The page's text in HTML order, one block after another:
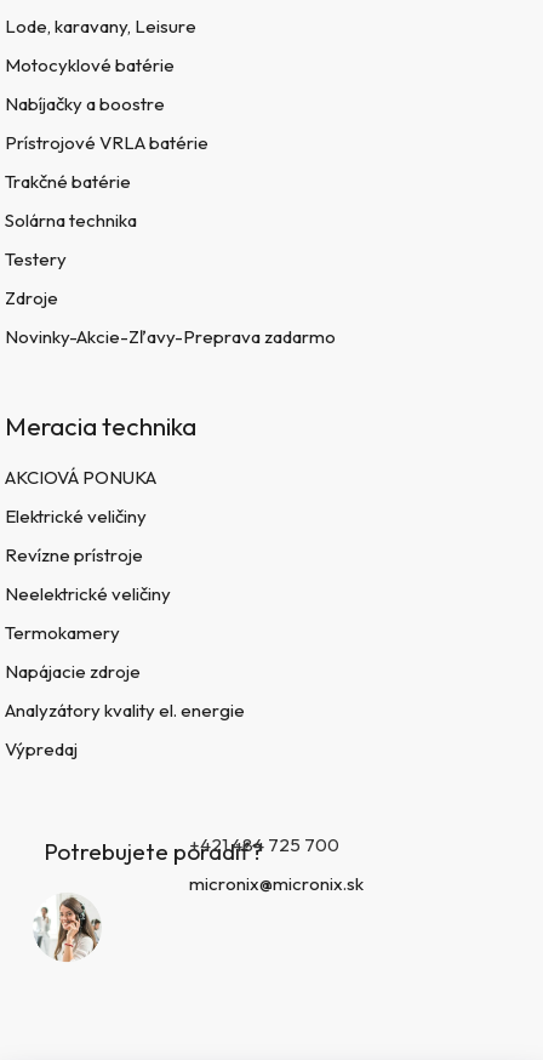
Lode, karavany, Leisure
Motocyklové batérie
Nabíjačky a boostre
Prístrojové VRLA batérie
Trakčné batérie
Solárna technika
Testery
Zdroje
Novinky-Akcie-Zľavy-Preprava zadarmo
Meracia technika
AKCIOVÁ PONUKA
Elektrické veličiny
Revízne prístroje
Neelektrické veličiny
Termokamery
Napájacie zdroje
Analyzátory kvality el. energie
Výpredaj
Potrebujete poradiť?+421 484 725 700
micronix@micronix.sk